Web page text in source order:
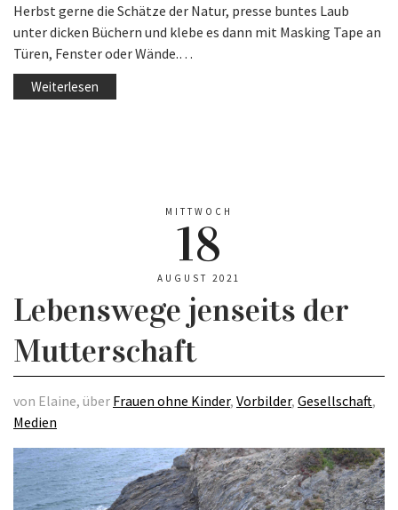
Herbst gerne die Schätze der Natur, presse buntes Laub
unter dicken Büchern und klebe es dann mit Masking Tape an
Türen, Fenster oder Wände.…
Weiterlesen
MITTWOCH
18
AUGUST 2021
Lebenswege jenseits der
Mutterschaft
von Elaine, über Frauen ohne Kinder, Vorbilder, Gesellschaft,
Medien